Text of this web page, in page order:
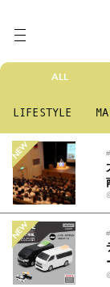
ALL
LIFESTYLE